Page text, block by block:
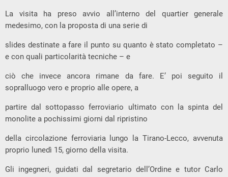
La visita ha preso avvio all’interno del quartier generale
medesimo, con la proposta di una serie di
slides destinate a fare il punto su quanto è stato completato –
e con quali particolarità tecniche – e
ciò che invece ancora rimane da fare. E’ poi seguito il
sopralluogo vero e proprio alle opere, a
partire dal sottopasso ferroviario ultimato con la spinta del
monolite a pochissimi giorni dal ripristino
della circolazione ferroviaria lungo la Tirano-Lecco, avvenuta
proprio lunedì 15, giorno della visita.
Gli ingegneri, guidati dal segretario dell’Ordine e tutor Carlo